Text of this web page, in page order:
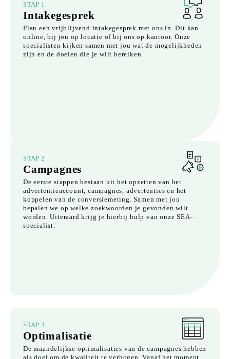
STAP 1
Intakegesprek
Plan een vrijblijvend intakegesprek met ons in. Dit kan
online, bij jou op locatie of bij ons op kantoor. Onze
specialisten kijken samen met jou wat de mogelijkheden
zijn en de doelen die je wilt bereiken.
STAP 2
Campagnes
De eerste stappen bestaan uit het opzetten van het
advertentieaccount, campagnes, advertenties en het
koppelen van de conversiemeting. Samen met jou
bepalen we op welke zoekwoorden je gevonden wilt
worden. Uiteraard krijg je hierbij hulp van onze SEA-
specialist.
STAP 3
Optimalisatie
De maandelijkse optimalisaties van de campagnes hebben
als doel om de kwaliteit te verhogen. Vanaf het moment